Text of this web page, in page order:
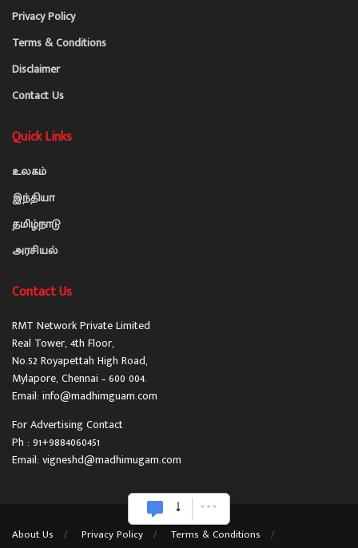
Privacy Policy
Terms & Conditions
Disclaimer
Contact Us
Quick Links
உலகம்
இந்தியா
தமிழ்நாடு
அரசியல்
Contact Us
RMT Network Private Limited
Real Tower, 4th Floor,
No.52 Royapettah High Road,
Mylapore, Chennai – 600 004.
Email: info@madhimguam.com
For Advertising Contact
Ph : 91+9884060451
Email: vigneshd@madhimugam.com
About Us Privacy Policy
Terms & Conditions